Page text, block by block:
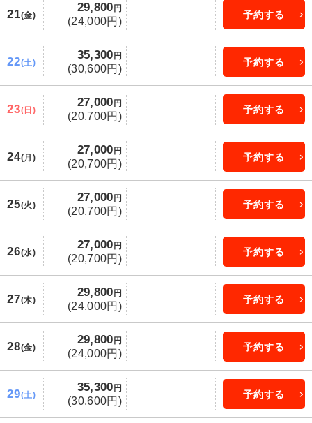
21(金)
29,800 円
(24,000円)
予約する
22(土)
35,300 円
(30,600円)
予約する
23(日)
27,000 円
(20,700円)
予約する
24(月)
27,000 円
(20,700円)
予約する
25(火)
27,000 円
(20,700円)
予約する
26(水)
27,000 円
(20,700円)
予約する
27(木)
29,800 円
(24,000円)
予約する
28(金)
29,800 円
(24,000円)
予約する
29(土)
35,300 円
(30,600円)
予約する